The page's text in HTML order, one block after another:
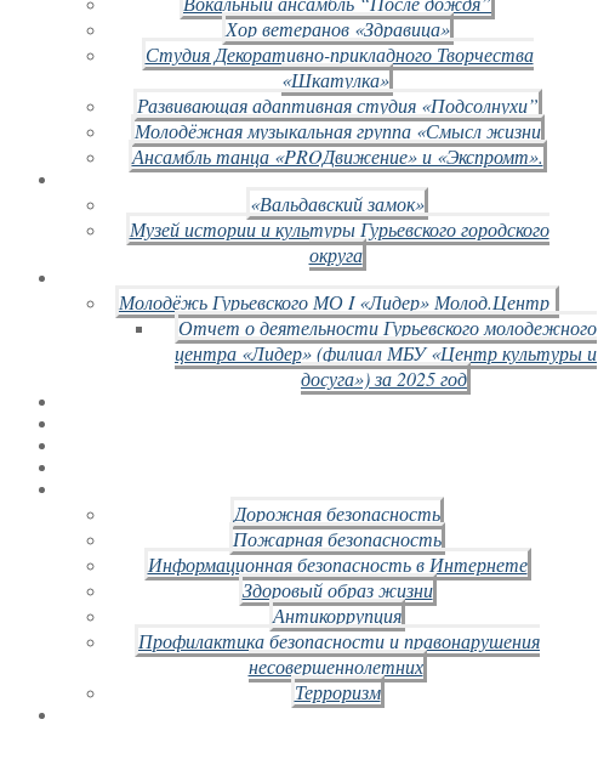
Хор ветеранов «Здравица»
Студия Декоративно-прикладного Творчества
«Шкатулка»
Развивающая адаптивная студия «Подсолнухи”
Молодёжная музыкальная группа «Смысл жизни
Ансамбль танца «PROДвижение» и «Экспромт».
«Вальдавский замок»
Музей истории и культуры Гурьевского городского
округа
Молодёжь Гурьевского МО I «Лидер» Молод.Центр
Отчет о деятельности Гурьевского молодежного
центра «Лидер» (филиал МБУ «Центр культуры и
досуга») за 2025 год
Дорожная безопасность
Пожарная безопасность
Информационная безопасность в Интернете
Здоровый образ жизни
Антикоррупция
Профилактика безопасности и правонарушения
несовершеннолетних
Терроризм